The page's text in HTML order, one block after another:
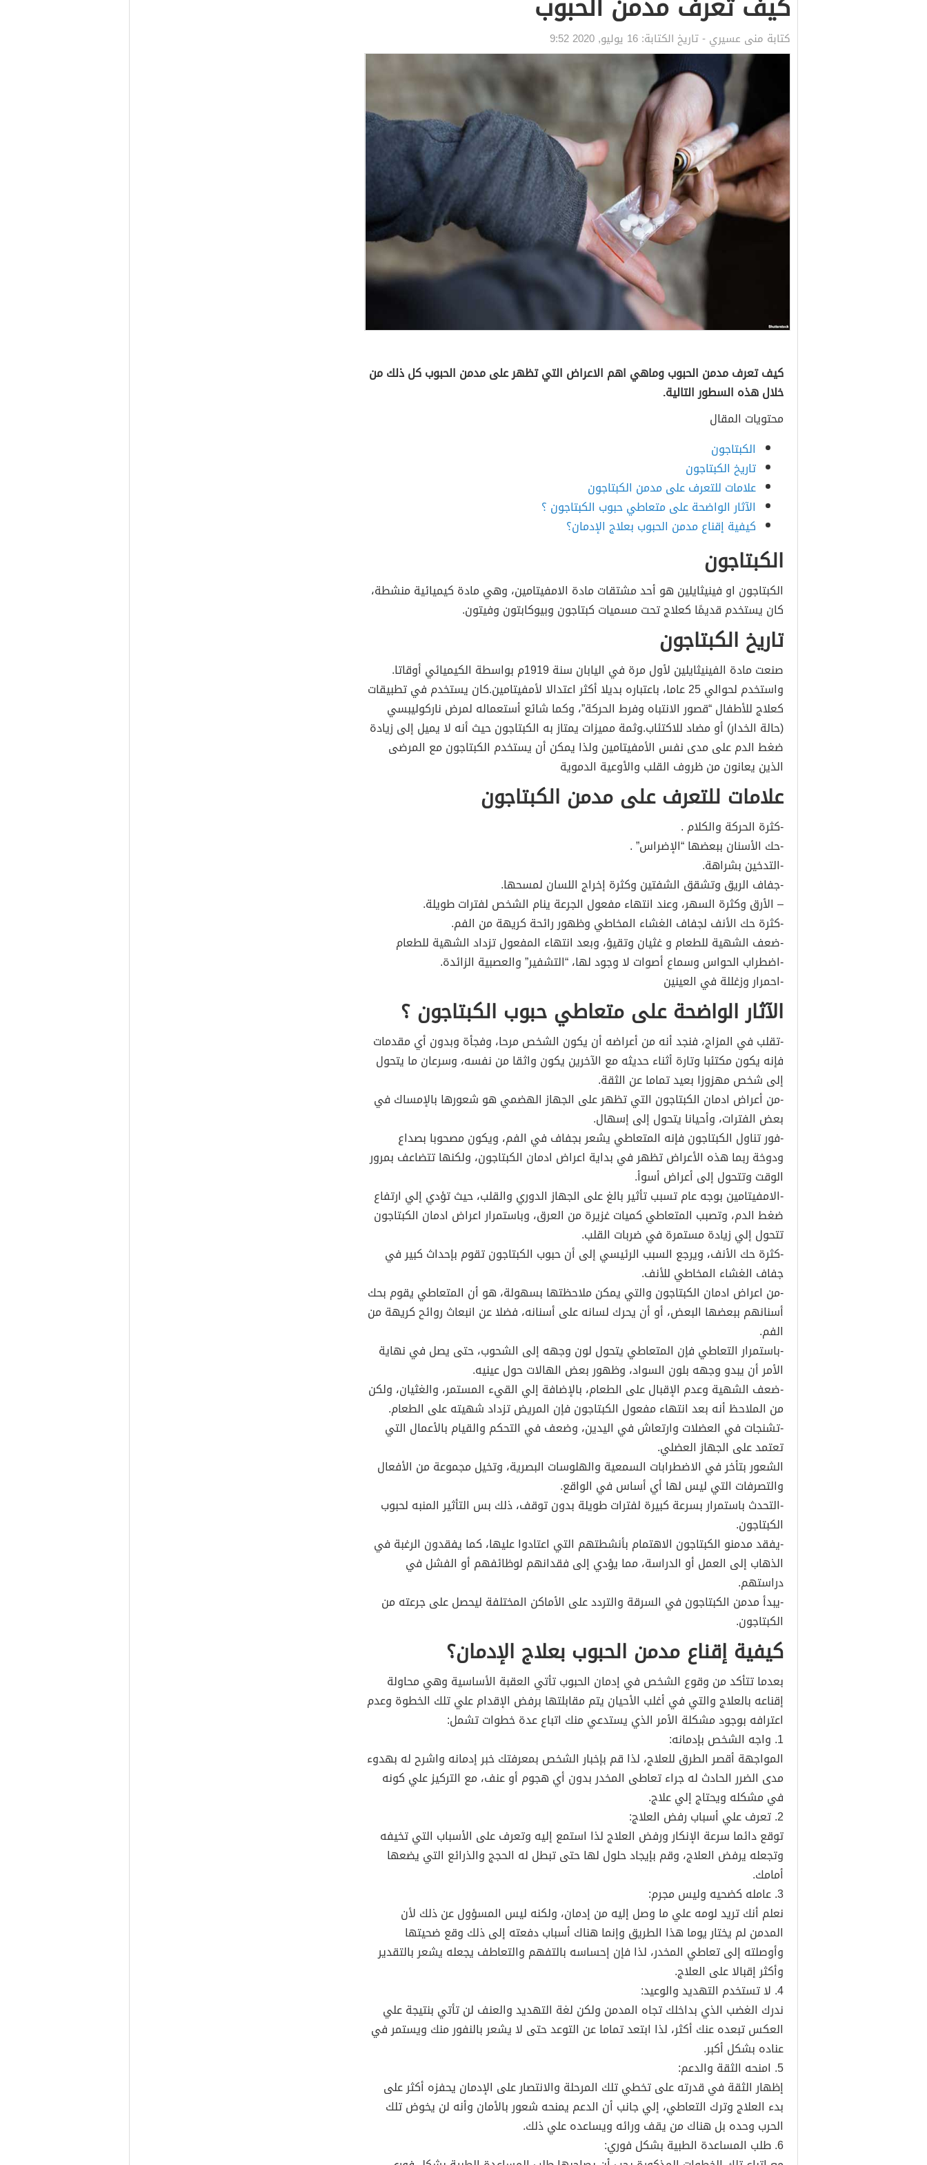
كتابة منى عسيري - تاريخ الكتابة: 16 يوليو, 2020 9:52
كيف تعرف مدمن الحبوب وماهي اهم الاعراض التي تظهر على مدمن الحبوب كل ذلك من
خلال هذه السطور التالية.
محتويات المقال
الكبتاجون
تاريخ الكبتاجون
علامات للتعرف على مدمن الكبتاجون
الآثار الواضحة على متعاطي حبوب الكبتاجون ؟
كيفية إقناع مدمن الحبوب بعلاج الإدمان؟
الكبتاجون
الكبتاجون او فينيثايلين هو أحد مشتقات مادة الامفيتامين، وهي مادة كيميائية منشطة،
كان يستخدم قديمًا كعلاج تحت مسميات كبتاجون وبيوكابتون وفيتون.
تاريخ الكبتاجون
صنعت مادة الفينيثايلين لأول مرة في اليابان سنة 1919م بواسطة الكيميائي أوقاتا.
واستخدم لحوالي 25 عاما، باعتباره بديلا أكثر اعتدالا لأمفيتامين.كان يستخدم في تطبيقات
كعلاج للأطفال “قصور الانتباه وفرط الحركة”، وكما شائع أستعماله لمرض ناركوليبسي
(حالة الخدار) أو مضاد للاكتئاب.وثمة مميزات يمتاز به الكبتاجون حيث أنه لا يميل إلى زيادة
ضغط الدم على مدى نفس الأمفيتامين ولذا يمكن أن يستخدم الكبتاجون مع المرضى
الذين يعانون من ظروف القلب والأوعية الدموية
علامات للتعرف على مدمن الكبتاجون
-كثرة الحركة والكلام .
-حك الأسنان ببعضها “الإضراس” .
-التدخين بشراهة.
-جفاف الريق وتشقق الشفتين وكثرة إخراج اللسان لمسحها.
– الأرق وكثرة السهر، وعند انتهاء مفعول الجرعة ينام الشخص لفترات طويلة.
-كثرة حك الأنف لجفاف الغشاء المخاطي وظهور رائحة كريهة من الفم.
-ضعف الشهية للطعام و غثيان وتقيؤ، وبعد انتهاء المفعول تزداد الشهية للطعام
-اضطراب الحواس وسماع أصوات لا وجود لها، “التشفير” والعصبية الزائدة.
-احمرار وزغللة في العينين
الآثار الواضحة على متعاطي حبوب الكبتاجون ؟
-تقلب في المزاج، فنجد أنه من أعراضه أن يكون الشخص مرحا، وفجأة وبدون أي مقدمات
فإنه يكون مكتئبا وتارة أثناء حديثه مع الآخرين يكون واثقا من نفسه، وسرعان ما يتحول
إلى شخص مهزوزا بعيد تماما عن الثقة.
-من أعراض ادمان الكبتاجون التي تظهر على الجهاز الهضمي هو شعورها بالإمساك في
بعض الفترات، وأحيانا يتحول إلى إسهال.
-فور تناول الكبتاجون فإنه المتعاطي يشعر بجفاف في الفم، ويكون مصحوبا بصداع
ودوخة ربما هذه الأعراض تظهر في بداية اعراض ادمان الكبتاجون، ولكنها تتضاعف بمرور
الوقت وتتحول إلى أعراض أسوأ.
-الامفيتامين بوجه عام تسبب تأثير بالغ على الجهاز الدوري والقلب، حيث تؤدي إلي ارتفاع
ضغط الدم، وتصبب المتعاطي كميات غزيرة من العرق، وباستمرار اعراض ادمان الكبتاجون
تتحول إلي زيادة مستمرة في ضربات القلب.
-كثرة حك الأنف، ويرجع السبب الرئيسي إلى أن حبوب الكبتاجون تقوم بإحداث كبير في
جفاف الغشاء المخاطي للأنف.
-من اعراض ادمان الكبتاجون والتي يمكن ملاحظتها بسهولة، هو أن المتعاطي يقوم بحك
أسنانهم ببعضها البعض، أو أن يحرك لسانه على أسنانه، فضلا عن انبعاث روائح كريهة من
الفم.
-باستمرار التعاطي فإن المتعاطي يتحول لون وجهه إلى الشحوب، حتى يصل في نهاية
الأمر أن يبدو وجهه بلون السواد، وظهور بعض الهالات حول عينيه.
-ضعف الشهية وعدم الإقبال على الطعام، بالإضافة إلي القيء المستمر، والغثيان، ولكن
من الملاحظ أنه بعد انتهاء مفعول الكبتاجون فإن المريض تزداد شهيته على الطعام.
-تشنجات في العضلات وارتعاش في اليدين، وضعف في التحكم والقيام بالأعمال التي
تعتمد على الجهاز العضلي.
الشعور بتأخر في الاضطرابات السمعية والهلوسات البصرية، وتخيل مجموعة من الأفعال
والتصرفات التي ليس لها أي أساس في الواقع.
-التحدث باستمرار بسرعة كبيرة لفترات طويلة بدون توقف، ذلك بس التأثير المنبه لحبوب
الكبتاجون.
-يفقد مدمنو الكبتاجون الاهتمام بأنشطتهم التي اعتادوا عليها، كما يفقدون الرغبة في
الذهاب إلى العمل أو الدراسة، مما يؤدي إلى فقدانهم لوظائفهم أو الفشل في
دراستهم.
-يبدأ مدمن الكبتاجون في السرقة والتردد على الأماكن المختلفة ليحصل على جرعته من
الكبتاجون.
كيفية إقناع مدمن الحبوب بعلاج الإدمان؟
بعدما تتأكد من وقوع الشخص في إدمان الحبوب تأتي العقبة الأساسية وهي محاولة
إقناعه بالعلاج والتي في أغلب الأحيان يتم مقابلتها برفض الإقدام علي تلك الخطوة وعدم
اعترافه بوجود مشكلة الأمر الذي يستدعي منك اتباع عدة خطوات تشمل:
1. واجه الشخص بإدمانه:
المواجهة أقصر الطرق للعلاج، لذا قم بإخبار الشخص بمعرفتك خبر إدمانه واشرح له بهدوء
مدى الضرر الحادث له جراء تعاطى المخدر بدون أي هجوم أو عنف، مع التركيز علي كونه
في مشكله ويحتاج إلي علاج.
2. تعرف علي أسباب رفض العلاج:
توقع دائما سرعة الإنكار ورفض العلاج لذا استمع إليه وتعرف على الأسباب التي تخيفه
وتجعله يرفض العلاج، وقم بإيجاد حلول لها حتى تبطل له الحجج والذرائع التي يضعها
أمامك.
3. عامله كضحيه وليس مجرم:
نعلم أنك تريد لومه علي ما وصل إليه من إدمان، ولكنه ليس المسؤول عن ذلك لأن
المدمن لم يختار يوما هذا الطريق وإنما هناك أسباب دفعته إلى ذلك وقع ضحيتها
وأوصلته إلى تعاطي المخدر، لذا فإن إحساسه بالتفهم والتعاطف يجعله يشعر بالتقدير
وأكثر إقبالا على العلاج.
4. لا تستخدم التهديد والوعيد:
ندرك الغضب الذي بداخلك تجاه المدمن ولكن لغة التهديد والعنف لن تأتي بنتيجة علي
العكس تبعده عنك أكثر، لذا ابتعد تماما عن التوعد حتى لا يشعر بالنفور منك ويستمر في
عناده بشكل أكبر.
5. امنحه الثقة والدعم:
إظهار الثقة في قدرته على تخطي تلك المرحلة والانتصار على الإدمان يحفزه أكثر على
بدء العلاج وترك التعاطي، إلي جانب أن الدعم يمنحه شعور بالأمان وأنه لن يخوض تلك
الحرب وحده بل هناك من يقف ورائه ويساعده علي ذلك.
6. طلب المساعدة الطبية بشكل فوري: